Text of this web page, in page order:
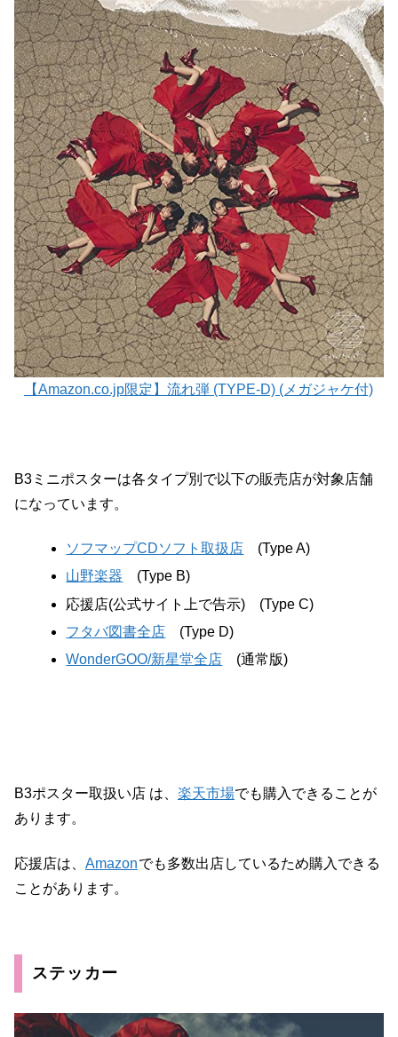
【Amazon.co.jp限定】流れ弾 (TYPE-D) (メガジャケ付)
B3ミニポスターは各タイプ別で以下の販売店が対象店舗
になっています。
ソフマップCDソフト取扱店 (Type A)
山野楽器 (Type B)
応援店(公式サイト上で告示) (Type C)
フタバ図書全店 (Type D)
WonderGOO/新星堂全店 (通常版)
B3ポスター取扱い店 は、 楽天市場でも購入できることが
あります。
応援店は、 Amazonでも多数出店しているため購入できる
ことがあります。
ステッカー